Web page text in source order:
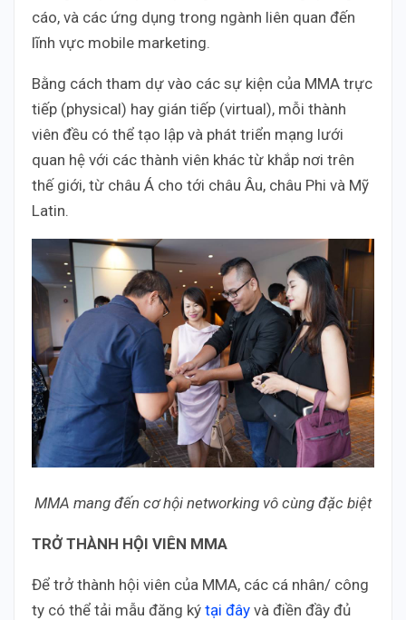
cáo, và các ứng dụng trong ngành liên quan đến
lĩnh vực mobile marketing.
Bằng cách tham dự vào các sự kiện của MMA trực
tiếp (physical) hay gián tiếp (virtual), mỗi thành
viên đều có thể tạo lập và phát triển mạng lưới
quan hệ với các thành viên khác từ khắp nơi trên
thế giới, từ châu Á cho tới châu Âu, châu Phi và Mỹ
Latin.
MMA mang đến cơ hội networking vô cùng đặc biệt
TRỞ THÀNH HỘI VIÊN MMA
Để trở thành hội viên của MMA, các cá nhân/ công
ty có thể tải mẫu đăng ký tại đây và điền đầy đủ